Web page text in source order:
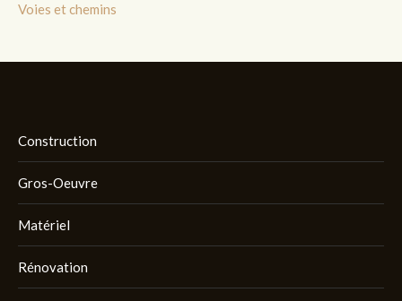
Voies et chemins
Construction
Gros-Oeuvre
Matériel
Rénovation